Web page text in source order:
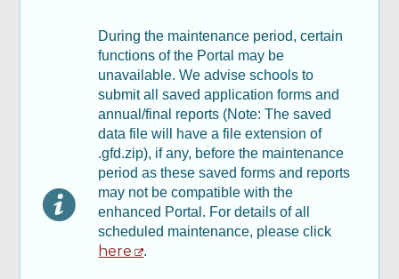
Part C : Financial Report 丙部：财务报告
Part D: Declaration 丁部：声明及承诺
检查及确认
确认通知书
During the maintenance period, certain
functions of the Portal may be
unavailable. We advise schools to
submit all saved application forms and
annual/final reports (Note: The saved
data file will have a file extension of
.gfd.zip), if any, before the maintenance
period as these saved forms and reports
may not be compatible with the
enhanced Portal. For details of all
scheduled maintenance, please click
here .